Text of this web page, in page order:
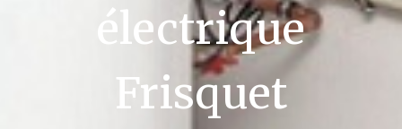
électrique
Frisquet